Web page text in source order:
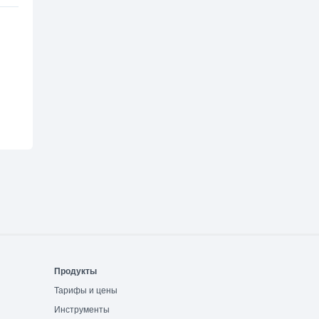
Продукты
Тарифы и цены
Инструменты